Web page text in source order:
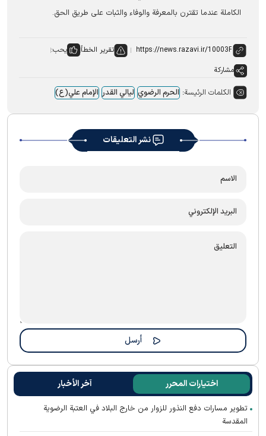
الكاملة عندما تقترن بالمعرفة والوفاء والثبات على طريق الحق.
تقرير الخطأ
يحب:
مشاركة
الكلمات الرئيسة: الحرم الرضوي لیالي القدر الإمام علي(ع)
نشر التعليقات
اختيارات المحرر آخر الأخبار
تطوير مسارات دفع النذور للزوار من خارج البلاد في العتبة الرضوية
المقدسة